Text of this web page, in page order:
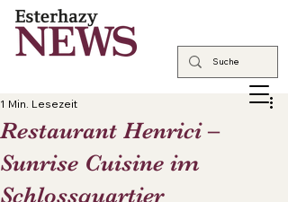
Restaurant Henrici –
Sunrise Cuisine im
Schlossquartier
1 Min. Lesezeit